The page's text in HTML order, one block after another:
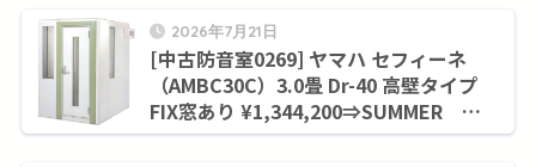
2026年7月21日
[中古防音室0269] ヤマハ セフィーネ
（AMBC30C）3.0畳 Dr-40 高壁タイプ
FIX窓あり ¥1,344,200⇒SUMMER
SALE！９月末まで¥1,155,000